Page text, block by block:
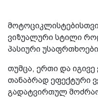
ვიზუალური სტილი
პასიური
თუმცა, ერთი და
თანაბრად ეფექტური
გადატვირთულ